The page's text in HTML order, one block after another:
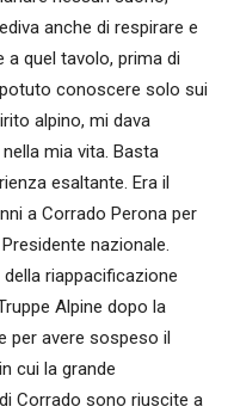
anche di respirare e
a quel tavolo, prima di
conoscere solo sui
alpino, mi dava
mia vita. Basta
esaltante. Era il
a Corrado Perona per
nazionale.
riappacificazione
Alpine dopo la
per avere sospeso il
cui la grande
Corrado sono riuscite a